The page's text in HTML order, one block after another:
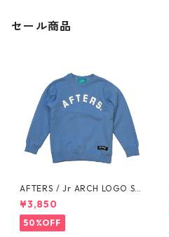
セール商品
AFTERS / Jr ARCH LOGO SW
EAT
¥3,850
50%OFF